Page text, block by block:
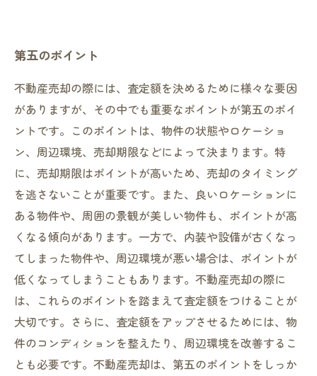
第五のポイント
不動産売却の際には、査定額を決めるために様々な要因
がありますが、その中でも重要なポイントが第五のポイ
ントです。このポイントは、物件の状態やロケーショ
ン、周辺環境、売却期限などによって決まります。特
に、売却期限はポイントが高いため、売却のタイミング
を逃さないことが重要です。また、良いロケーションに
ある物件や、周囲の景観が美しい物件も、ポイントが高
くなる傾向があります。一方で、内装や設備が古くなっ
てしまった物件や、周辺環境が悪い場合は、ポイントが
低くなってしまうこともあります。不動産売却の際に
は、これらのポイントを踏まえて査定額をつけることが
大切です。さらに、査定額をアップさせるためには、物
件のコンディションを整えたり、周辺環境を改善するこ
とも必要です。不動産売却は、第五のポイントをしっか